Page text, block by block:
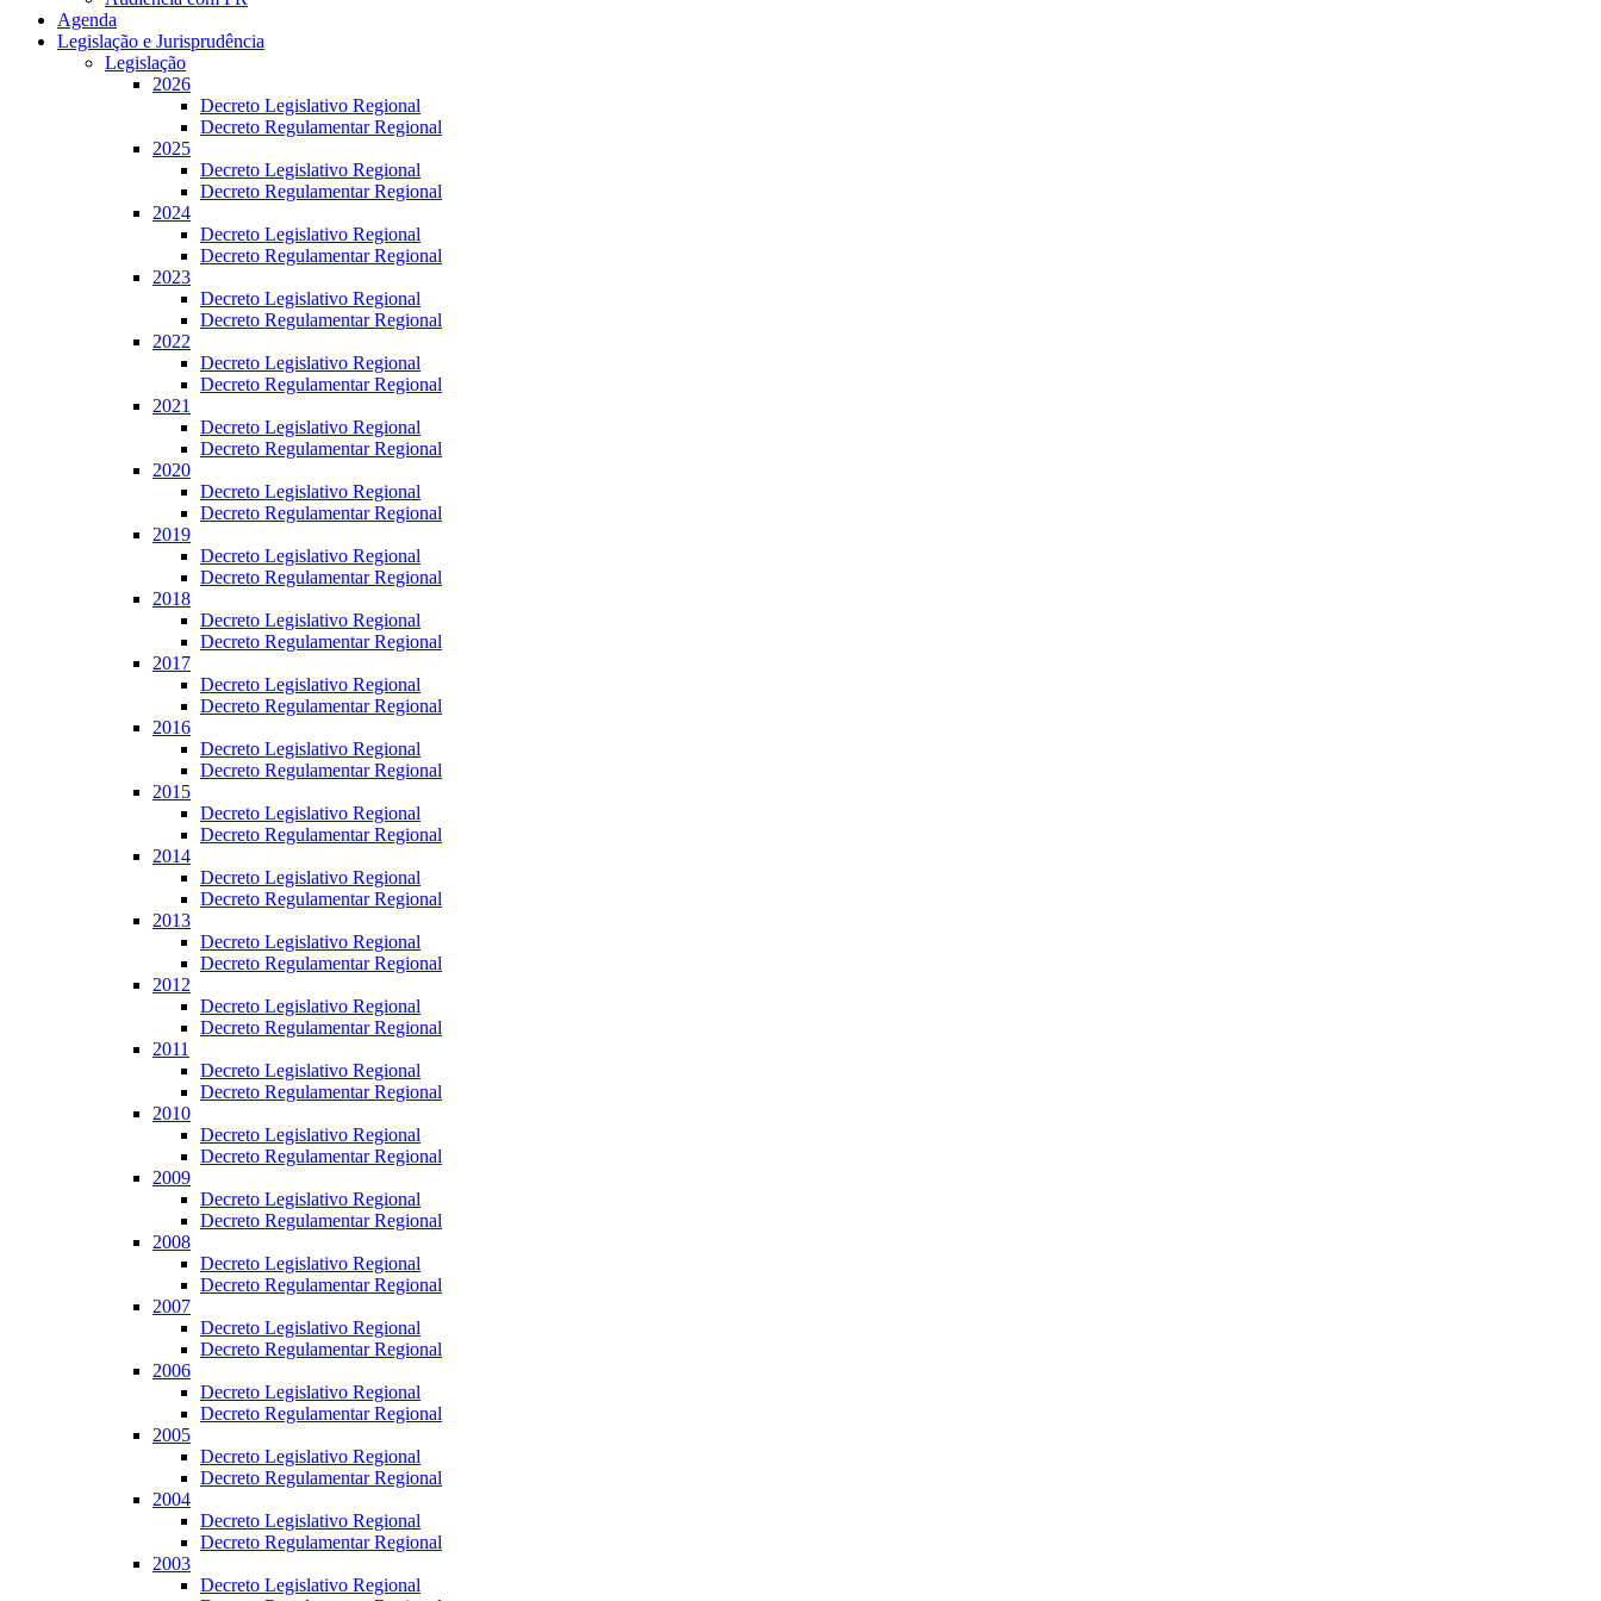
Agenda
Legislação e Jurisprudência
Legislação
2026
Decreto Legislativo Regional
Decreto Regulamentar Regional
2025
Decreto Legislativo Regional
Decreto Regulamentar Regional
2024
Decreto Legislativo Regional
Decreto Regulamentar Regional
2023
Decreto Legislativo Regional
Decreto Regulamentar Regional
2022
Decreto Legislativo Regional
Decreto Regulamentar Regional
2021
Decreto Legislativo Regional
Decreto Regulamentar Regional
2020
Decreto Legislativo Regional
Decreto Regulamentar Regional
2019
Decreto Legislativo Regional
Decreto Regulamentar Regional
2018
Decreto Legislativo Regional
Decreto Regulamentar Regional
2017
Decreto Legislativo Regional
Decreto Regulamentar Regional
2016
Decreto Legislativo Regional
Decreto Regulamentar Regional
2015
Decreto Legislativo Regional
Decreto Regulamentar Regional
2014
Decreto Legislativo Regional
Decreto Regulamentar Regional
2013
Decreto Legislativo Regional
Decreto Regulamentar Regional
2012
Decreto Legislativo Regional
Decreto Regulamentar Regional
2011
Decreto Legislativo Regional
Decreto Regulamentar Regional
2010
Decreto Legislativo Regional
Decreto Regulamentar Regional
2009
Decreto Legislativo Regional
Decreto Regulamentar Regional
2008
Decreto Legislativo Regional
Decreto Regulamentar Regional
2007
Decreto Legislativo Regional
Decreto Regulamentar Regional
2006
Decreto Legislativo Regional
Decreto Regulamentar Regional
2005
Decreto Legislativo Regional
Decreto Regulamentar Regional
2004
Decreto Legislativo Regional
Decreto Regulamentar Regional
2003
Decreto Legislativo Regional